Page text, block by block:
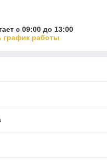
с 09:00 до 13:00
график работы